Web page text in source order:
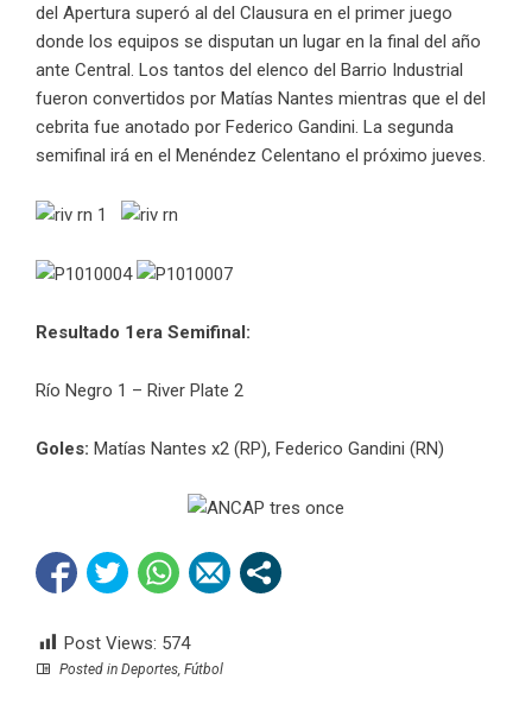
del Apertura superó al del Clausura en el primer juego
donde los equipos se disputan un lugar en la final del año
ante Central. Los tantos del elenco del Barrio Industrial
fueron convertidos por Matías Nantes mientras que el del
cebrita fue anotado por Federico Gandini. La segunda
semifinal irá en el Menéndez Celentano el próximo jueves.
Resultado 1era Semifinal:
Río Negro 1 – River Plate 2
Goles: Matías Nantes x2 (RP), Federico Gandini (RN)
Post Views: 574
Posted in Deportes Fútbol